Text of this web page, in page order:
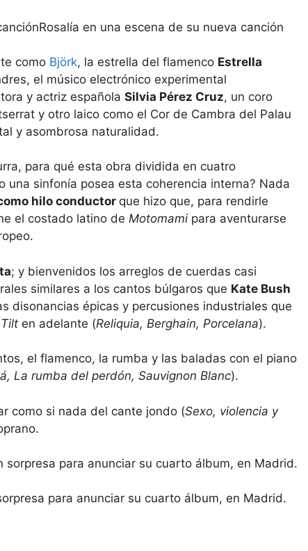
Rosalía en una escena de su nueva canción
como Björk, la estrella del flamenco Estrella
el músico electrónico experimental
y actriz española Silvia Pérez Cruz, un coro
y otro laico como el Cor de Cambra del Palau
y asombrosa naturalidad.
para qué esta obra dividida en cuatro
una sinfonía posea esta coherencia interna? Nada
hilo conductor que hizo que, para rendirle
el costado latino de Motomami para aventurarse
; y bienvenidos los arreglos de cuerdas casi
similares a los cantos búlgaros que Kate Bush
disonancias épicas y percusiones industriales que
Tilt en adelante (Reliquia, Berghain, Porcelana).
el flamenco, la rumba y las baladas con el piano
La rumba del perdón, Sauvignon Blanc).
como si nada del cante jondo (Sexo, violencia y
para anunciar su cuarto álbum, en Madrid.